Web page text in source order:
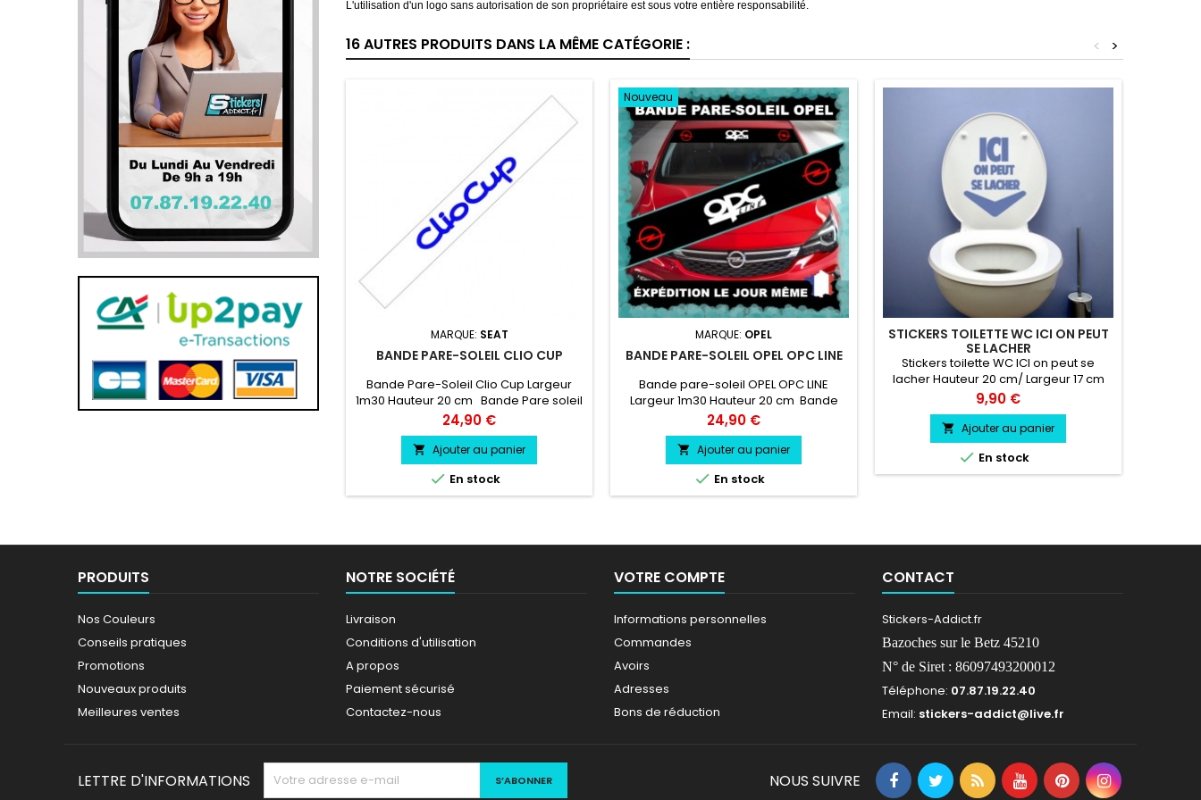
L'utilisation d'un logo sans autorisation de son propriétaire est sous votre entière responsabilité.
16 AUTRES PRODUITS DANS LA MÊME CATÉGORIE : >
<
MARQUE: SEAT
BANDE PARE-SOLEIL CLIO CUP
Bande Pare-Soleil Clio Cup Largeur
1m30 Hauteur 20 cm Bande Pare soleil
couleur au choix Logo Clio Cup couleur
au choix
Prix
24,90 €
 Ajouter au panier
 En stock
Nouveau
MARQUE: OPEL
BANDE PARE-SOLEIL OPEL OPC LINE
Bande pare-soleil OPEL OPC LINE
Largeur 1m30 Hauteur 20 cm Bande
Pare soleil couleur au choix Logo OPEL
OPC LINEcouleur au choix
Prix
24,90 €
 Ajouter au panier
 En stock
STICKERS TOILETTE WC ICI ON PEUT
SE LACHER
Stickers toilette WC ICI on peut se
lacher Hauteur 20 cm/ Largeur 17 cm
vinyle professionnel très résistant
résiste a l'eau, essence, chaleur,
froid.Duré de vie entre 3 et 5 ans
environs Pose facile livré directement
sur papier transfert.
Prix
9,90 €
 Ajouter au panier
 En stock
PRODUITS
Nos Couleurs
Conseils pratiques
Promotions
Nouveaux produits
Meilleures ventes
NOTRE SOCIÉTÉ
Livraison
Conditions d'utilisation
A propos
Paiement sécurisé
Contactez-nous
VOTRE COMPTE
Informations personnelles
Commandes
Avoirs
Adresses
Bons de réduction
CONTACT
Stickers-Addict.fr
Bazoches sur le Betz 45210
N° de Siret : 86097493200012
Téléphone: 07.87.19.22.40
Email: stickers-addict@live.fr
LETTRE D'INFORMATIONS NOUS SUIVRE